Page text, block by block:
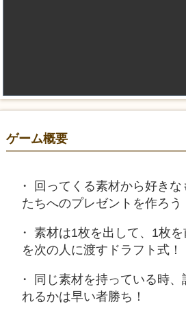
ゲーム概要
回ってくる素材から好き
たちへのプレゼントを作ろう
素材は1枚を出して、1枚
を次の人に渡すドラフト式！
同じ素材を持っている時
れるかは早い者勝ち！